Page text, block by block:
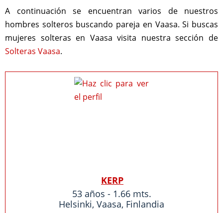
A continuación se encuentran varios de nuestros
hombres solteros buscando pareja en Vaasa. Si buscas
mujeres solteras en Vaasa visita nuestra sección de
Solteras Vaasa.
KERP
53 años - 1.66 mts.
Helsinki, Vaasa, Finlandia